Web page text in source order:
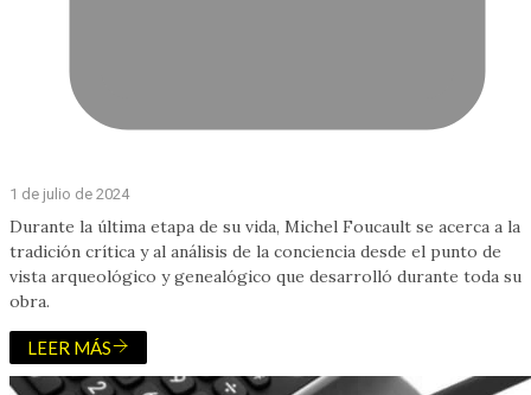
1 de julio de 2024
Durante la última etapa de su vida, Michel Foucault se acerca a la
tradición crítica y al análisis de la conciencia desde el punto de
vista arqueológico y genealógico que desarrolló durante toda su
obra.
LEER MÁS